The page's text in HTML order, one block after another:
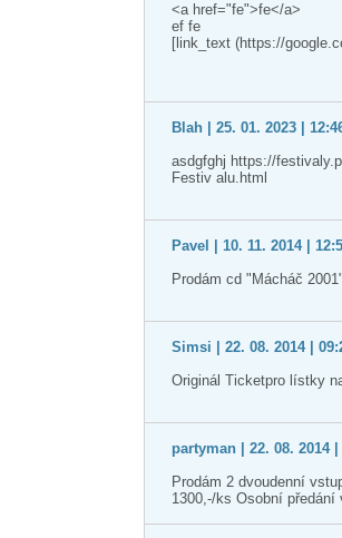
<a href="fe">fe</a>
ef fe
[link_text (https://
Blah | 25. 01. 2023 |
asdgfghj https://
Festiv alu.html
Pavel | 10. 11. 2014 |
Prodám cd "Mácháč
Simsi | 22. 08. 2014 |
Originál Ticketpro lístky
partyman | 22. 08. 2014 |
Prodám 2 dvoudenní
1300,-/ks Osobní